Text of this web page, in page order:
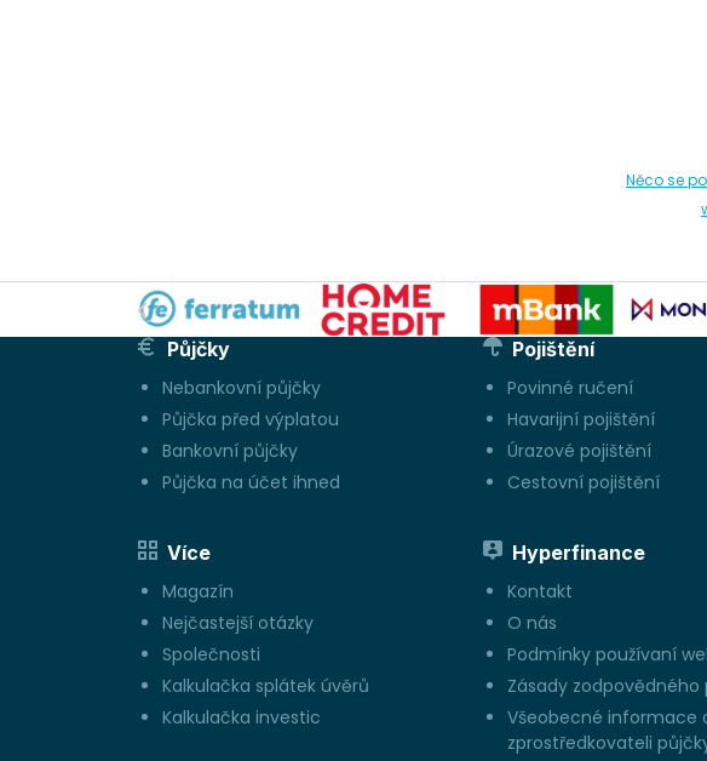
Něco se
Půjčky
Nebankovní půjčky
Půjčka před výplatou
Bankovní půjčky
Půjčka na účet ihned
Pojištění
Povinné ručení
Havarijní pojištění
Úrazové pojištění
Cestovní pojištění
Více
Magazín
Nejčastejší otázky
Společnosti
Kalkulačka splátek úvěrů
Kalkulačka investic
Hyperfinance
Kontakt
O nás
Podmínky používaní
Zásady
Všeobecné informace
zprostředkovateli